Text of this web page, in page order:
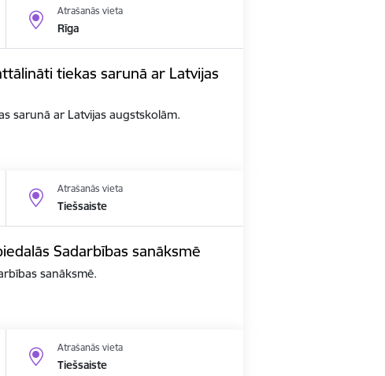
Atrašanās vieta
Rīga
tiekas sarunā ar Latvijas
sarunā ar Latvijas augstskolām.
Atrašanās vieta
Tiešsaiste
Sadarbības sanāksmē
sanāksmē.
Atrašanās vieta
Tiešsaiste